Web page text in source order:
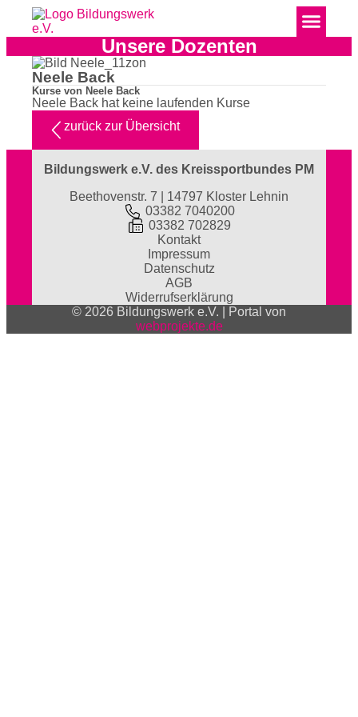
Unsere Dozenten
Neele Back
Kurse von Neele Back
Neele Back hat keine laufenden Kurse
zurück zur Übersicht
Bildungswerk e.V. des Kreissportbundes PM
Beethovenstr. 7 | 14797 Kloster Lehnin
03382 7040200
03382 702829
Kontakt
Impressum
Datenschutz
AGB
Widerrufserklärung
© 2026 Bildungswerk e.V. | Portal von
webprojekte.de